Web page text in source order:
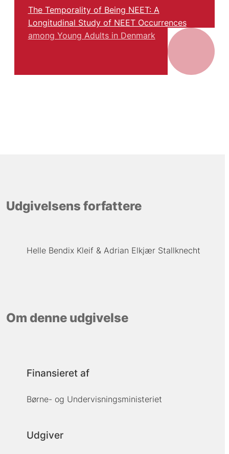
The Temporality of Being NEET: A
Longitudinal Study of NEET Occurrences
among Young Adults in Denmark
Udgivelsens forfattere
Helle Bendix Kleif Adrian Elkjær Stallknecht
Om denne udgivelse
Finansieret af
Børne- og Undervisningsministeriet
Udgiver